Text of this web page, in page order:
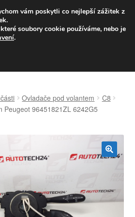
od 139,-Kč
pá 9-16 704 494 494
Ovladače pod volantem
C8
Peugeot 96451821ZL 6242G5
vám poskytli co nejlepší zážitek z
soubory cookie používáme, nebo je
.